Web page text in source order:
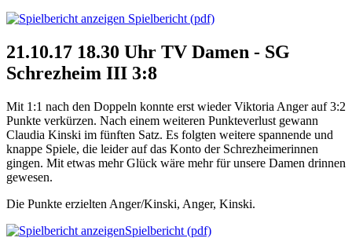
Spielbericht (pdf)
21.10.17 18.30 Uhr TV Damen - SG
Schrezheim III 3:8
Mit 1:1 nach den Doppeln konnte erst wieder Viktoria Anger auf 3:2
Punkte verkürzen. Nach einem weiteren Punkteverlust gewann
Claudia Kinski im fünften Satz. Es folgten weitere spannende und
knappe Spiele, die leider auf das Konto der Schrezheimerinnen
gingen. Mit etwas mehr Glück wäre mehr für unsere Damen drinnen
gewesen.
Die Punkte erzielten Anger/Kinski, Anger, Kinski.
Spielbericht (pdf)